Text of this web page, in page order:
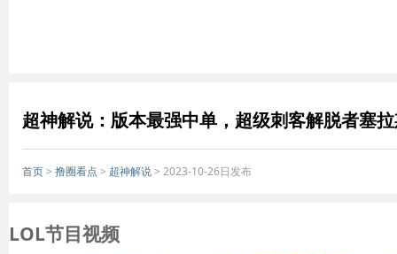
超神解说：版本最强中单，超级刺客解脱者塞
首页> 撸圈看点 > 超神解说> 2023-10-26日发布
LOL节目视频